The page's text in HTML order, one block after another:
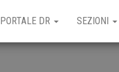
PORTALE DR SEZIONI